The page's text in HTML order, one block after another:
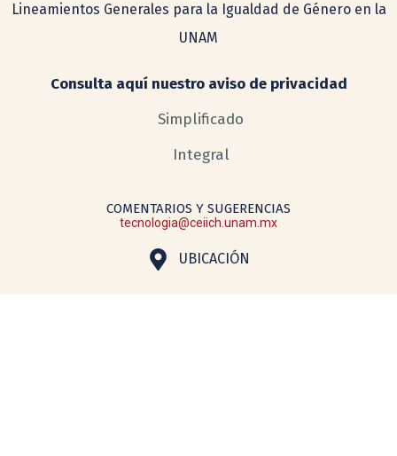
Lineamientos Generales para la Igualdad de Género en la
UNAM
Consulta aquí nuestro aviso de privacidad
Simplificado
Integral
COMENTARIOS Y SUGERENCIAS
UBICACIÓN
tecnologia@ceiich.unam.mx